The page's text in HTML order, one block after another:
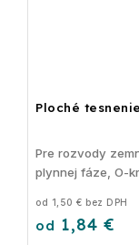
Ploché
od 1,50 € bez DPH
od 1,84 €
Pre rozvody
plynnej fáze, O-